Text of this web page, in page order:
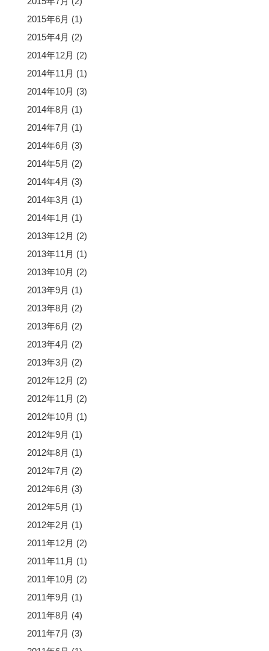
2015年6月 (1)
2015年4月 (2)
2014年12月 (2)
2014年11月 (1)
2014年10月 (3)
2014年8月 (1)
2014年7月 (1)
2014年6月 (3)
2014年5月 (2)
2014年4月 (3)
2014年3月 (1)
2014年1月 (1)
2013年12月 (2)
2013年11月 (1)
2013年10月 (2)
2013年9月 (1)
2013年8月 (2)
2013年6月 (2)
2013年4月 (2)
2013年3月 (2)
2012年12月 (2)
2012年11月 (2)
2012年10月 (1)
2012年9月 (1)
2012年8月 (1)
2012年7月 (2)
2012年6月 (3)
2012年5月 (1)
2012年2月 (1)
2011年12月 (2)
2011年11月 (1)
2011年10月 (2)
2011年9月 (1)
2011年8月 (4)
2011年7月 (3)